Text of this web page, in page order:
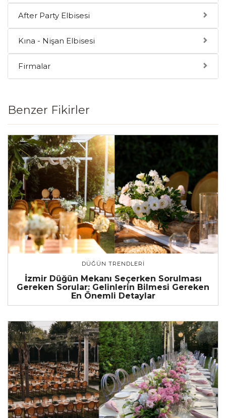
After Party Elbisesi
Kına - Nişan Elbisesi
Firmalar
Benzer Fikirler
DÜĞÜN TRENDLERI
İzmir Düğün Mekanı Seçerken Sorulması
Gereken Sorular: Gelinlerin Bilmesi Gereken
En Önemli Detaylar